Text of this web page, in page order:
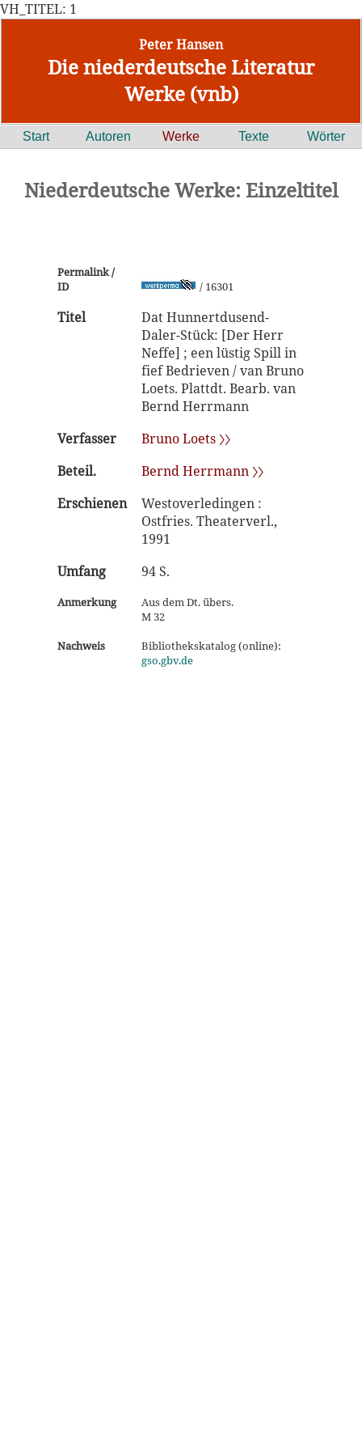
VH_TITEL: 1
Peter Hansen
Die niederdeutsche Literatur
Werke (vnb)
Start Autoren Werke Texte Wörter
Niederdeutsche Werke: Einzeltitel
Permalink /
ID
/ 16301
Titel
Dat Hunnertdusend-
Daler-Stück: [Der Herr
Neffe] ; een lüstig Spill in
fief Bedrieven / van Bruno
Loets. Plattdt. Bearb. van
Bernd Herrmann
Verfasser
Bruno Loets 〉〉
Beteil.
Bernd Herrmann 〉〉
Erschienen
Westoverledingen :
Ostfries. Theaterverl.,
1991
Umfang
94 S.
Anmerkung
Aus dem Dt. übers.
M 32
Nachweis
Bibliothekskatalog (online):
gso.gbv.de